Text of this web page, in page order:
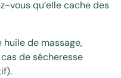
vous qu’elle cache des
huile de massage,
de sécheresse